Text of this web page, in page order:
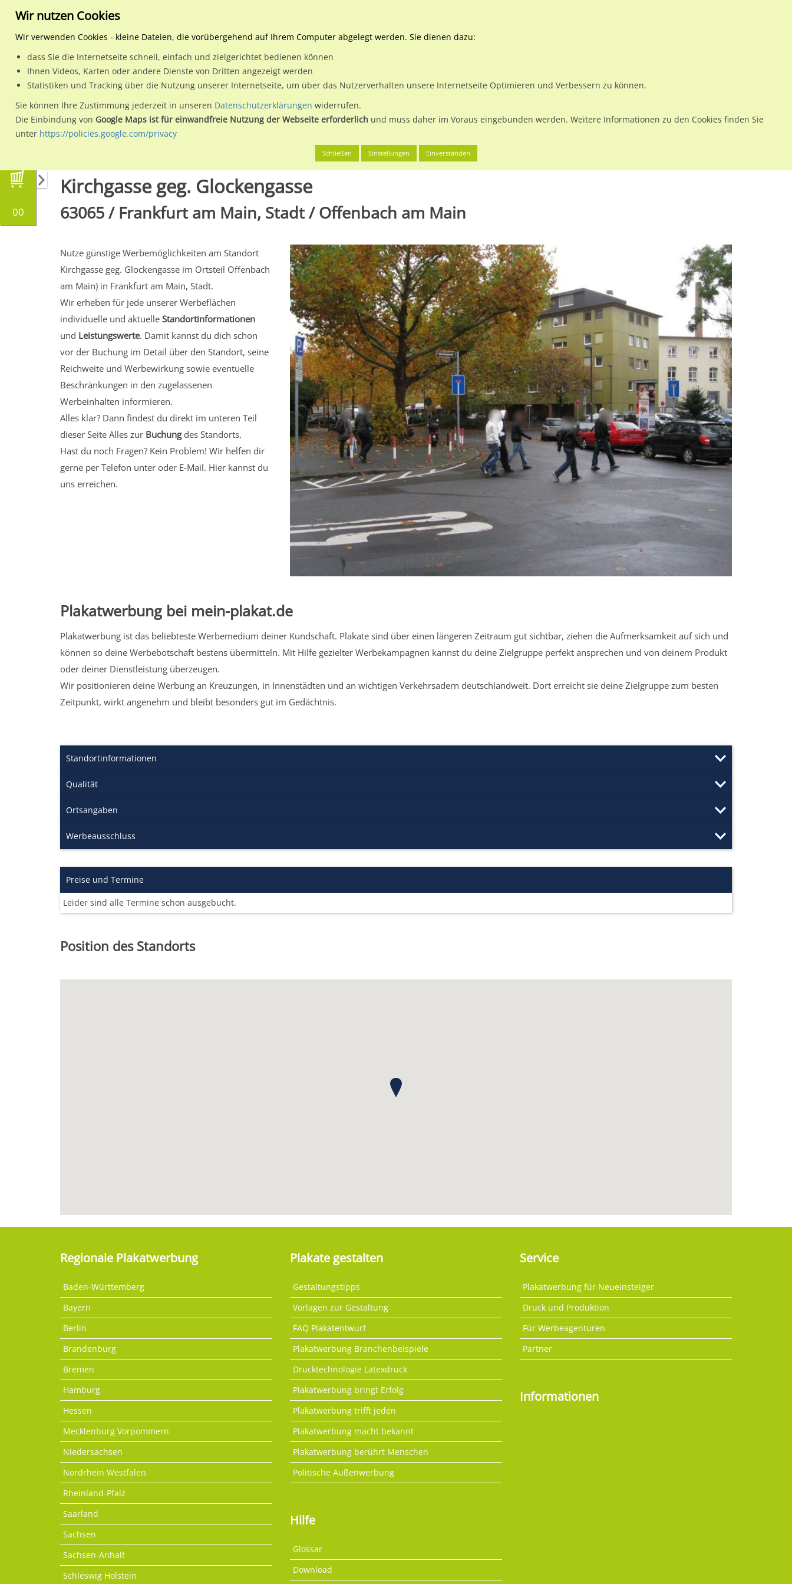
Planen & Buchen Plakatwerbung
Wähle den Werbestandort:
00
Frankfurt am Main, Stadt Kirchgasse geg. Glockengasse
Kirchgasse geg. Glockengasse
63065 / Frankfurt am Main, Stadt / Offenbach am Main
Nutze günstige Werbemöglichkeiten am Standort
Kirchgasse geg. Glockengasse im Ortsteil Offenbach
am Main) in Frankfurt am Main, Stadt.
Wir erheben für jede unserer Werbeflächen
individuelle und aktuelle Standortinformationen
und Leistungswerte. Damit kannst du dich schon
vor der Buchung im Detail über den Standort, seine
Reichweite und Werbewirkung sowie eventuelle
Beschränkungen in den zugelassenen
Werbeinhalten informieren.
Alles klar? Dann findest du direkt im unteren Teil
dieser Seite Alles zur Buchungdes Standorts.
Hast du noch Fragen? Kein Problem! Wir helfen dir
gerne per Telefon unter oder E-Mail. Hier kannst du
uns erreichen.
Plakatwerbung bei mein-plakat.de
Plakatwerbung ist das beliebteste Werbemedium deiner Kundschaft. Plakate sind über einen längeren Zeitraum gut sichtbar, ziehen die Aufmerksamkeit auf sich und
können so deine Werbebotschaft bestens übermitteln. Mit Hilfe gezielter Werbekampagnen kannst du deine Zielgruppe perfekt ansprechen und von deinem Produkt
oder deiner Dienstleistung überzeugen.
Wir positionieren deine Werbung an Kreuzungen, in Innenstädten und an wichtigen Verkehrsadern deutschlandweit. Dort erreicht sie deine Zielgruppe zum besten
Zeitpunkt, wirkt angenehm und bleibt besonders gut im Gedächtnis.
Standortinformationen
Qualität
Ortsangaben
Werbeausschluss
Preise und Termine
Leider sind alle Termine schon ausgebucht.
Position des Standorts
Regionale Plakatwerbung
Baden-Württemberg
Bayern
Berlin
Brandenburg
Bremen
Hamburg
Hessen
Mecklenburg Vorpommern
Niedersachsen
Nordrhein Westfalen
Rheinland-Pfalz
Saarland
Sachsen
Sachsen-Anhalt
Schleswig Holstein
Plakate gestalten
Gestaltungstipps
Vorlagen zur Gestaltung
FAQ Plakatentwurf
Plakatwerbung Branchenbeispiele
Drucktechnologie Latexdruck
Plakatwerbung bringt Erfolg
Plakatwerbung trifft jeden
Plakatwerbung macht bekannt
Plakatwerbung berührt Menschen
Politische Außenwerbung
Hilfe
Glossar
Download
Service
Plakatwerbung für Neueinsteiger
Druck und Produktion
Für Werbeagenturen
Partner
Informationen
Wir nutzen Cookies
Wir verwenden Cookies - kleine Dateien, die vorübergehend auf Ihrem Computer abgelegt werden. Sie dienen dazu:
dass Sie die Internetseite schnell, einfach und zielgerichtet bedienen können
Ihnen Videos, Karten oder andere Dienste von Dritten angezeigt werden
Statistiken und Tracking über die Nutzung unserer Internetseite, um über das Nutzerverhalten unsere Internetseite Optimieren und Verbessern zu können.
Sie können Ihre Zustimmung jederzeit in unseren Datenschutzerklärungen widerrufen.
Die Einbindung von Google Maps ist für einwandfreie Nutzung der Webseite erforderlich und muss daher im Voraus eingebunden werden. Weitere Informationen zu den Cookies finden Sie
unter https://policies.google.com/privacy
Schließen Einstellungen Einverstanden